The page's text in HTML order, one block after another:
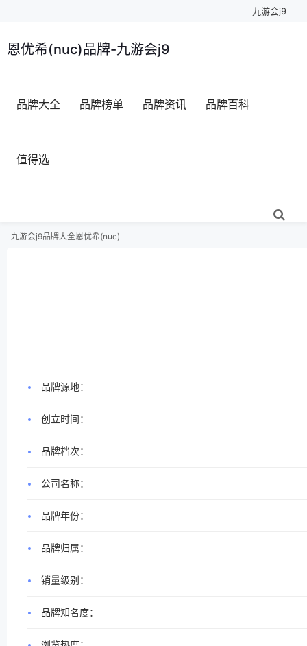
九游会j9
恩优希(nuc)品牌-九游会j9
品牌大全 品牌榜单 品牌资讯 品牌百科
值得选
九游会j9品牌大全恩优希(nuc)
品牌源地：
创立时间：
品牌档次：
公司名称：
品牌年份：
品牌归属：
销量级别：
品牌知名度：